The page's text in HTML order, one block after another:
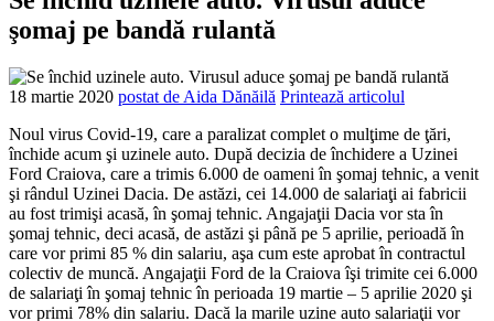
şomaj pe bandă rulantă
18 martie 2020 postat de Aida Dănăilă Printează articolul
Noul virus Covid-19, care a paralizat complet o mulţime de ţări,
închide acum şi uzinele auto. După decizia de închidere a Uzinei
Ford Craiova, care a trimis 6.000 de oameni în şomaj tehnic, a venit
şi rândul Uzinei Dacia. De astăzi, cei 14.000 de salariaţi ai fabricii
au fost trimişi acasă, în şomaj tehnic. Angajaţii Dacia vor sta în
şomaj tehnic, deci acasă, de astăzi şi până pe 5 aprilie, perioadă în
care vor primi 85 % din salariu, aşa cum este aprobat în contractul
colectiv de muncă. Angajaţii Ford de la Craiova îşi trimite cei 6.000
de salariaţi în şomaj tehnic în perioada 19 martie – 5 aprilie 2020 şi
vor primi 78% din salariu. Dacă la marile uzine auto salariaţii vor